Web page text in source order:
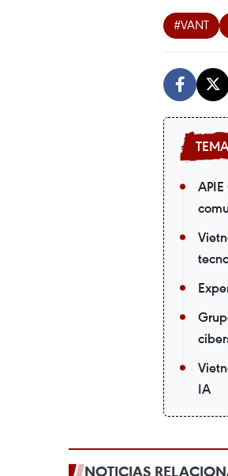
#VANT
IA
NOTICIAS